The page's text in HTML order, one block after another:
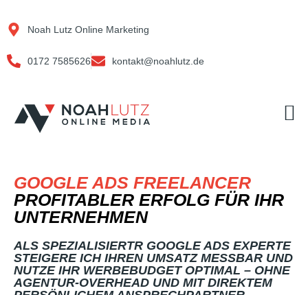
Inhalt
springen
Noah Lutz Online Marketing
0172 7585626 kontakt@noahlutz.de
GOOGLE ADS FREELANCER
PROFITABLER ERFOLG FÜR IHR
UNTERNEHMEN
ALS SPEZIALISIERTR GOOGLE ADS EXPERTE
STEIGERE ICH IHREN UMSATZ MESSBAR UND
NUTZE IHR WERBEBUDGET OPTIMAL – OHNE
AGENTUR-OVERHEAD UND MIT DIREKTEM